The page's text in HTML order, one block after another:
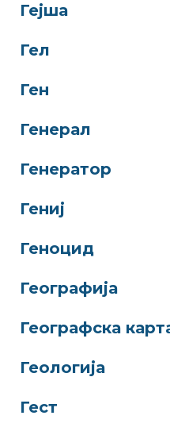
Гејша
Гел
Ген
Генерал
Генератор
Гениј
Геноцид
Географија
Географска
Геологија
Гест